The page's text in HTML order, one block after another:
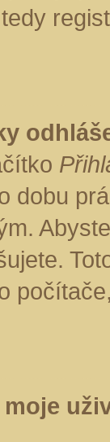
dobu